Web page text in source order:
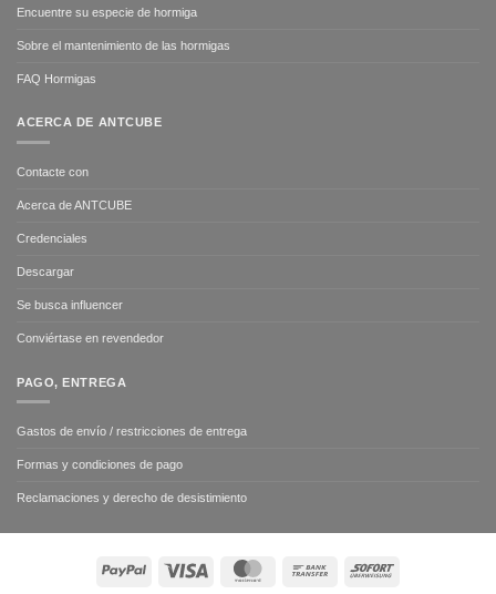
Encuentre su especie de hormiga
Sobre el mantenimiento de las hormigas
FAQ Hormigas
ACERCA DE ANTCUBE
Contacte con
Acerca de ANTCUBE
Credenciales
Descargar
Se busca influencer
Conviértase en revendedor
PAGO, ENTREGA
Gastos de envío / restricciones de entrega
Formas y condiciones de pago
Reclamaciones y derecho de desistimiento
PayPal MasterCard
Bank
Sofort